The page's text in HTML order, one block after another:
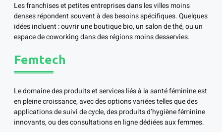
Les franchises et petites entreprises dans les villes moins
denses répondent souvent à des besoins spécifiques. Quelques
idées incluent : ouvrir une boutique bio, un salon de thé, ou un
espace de coworking dans des régions moins desservies.
Femtech
Le domaine des produits et services liés à la santé féminine est
en pleine croissance, avec des options variées telles que des
applications de suivi de cycle, des produits d’hygiène féminine
innovants, ou des consultations en ligne dédiées aux femmes.